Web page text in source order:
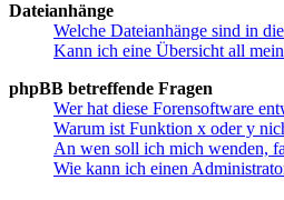
Dateianhänge
Welche Dateianhänge sind in
Kann ich eine Übersicht all
phpBB betreffende Fragen
Wer hat diese Forensoftware
Warum ist Funktion x oder y
An wen soll ich mich wenden,
Wie kann ich einen